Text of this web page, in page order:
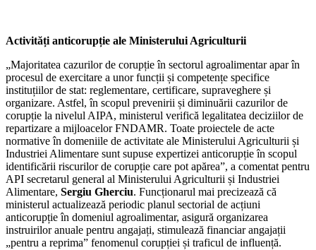
Activități anticorupție ale Ministerului Agriculturii
„Majoritatea cazurilor de corupție în sectorul agroalimentar apar în
procesul de exercitare a unor funcții și competențe specifice
instituțiilor de stat: reglementare, certificare, supraveghere și
organizare. Astfel, în scopul prevenirii și diminuării cazurilor de
corupție la nivelul AIPA, ministerul verifică legalitatea deciziilor de
repartizare a mijloacelor FNDAMR. Toate proiectele de acte
normative în domeniile de activitate ale Ministerului Agriculturii și
Industriei Alimentare sunt supuse expertizei anticorupție în scopul
identificării riscurilor de corupție care pot apărea”, a comentat pentru
API secretarul general al Ministerului Agriculturii și Industriei
Alimentare, Sergiu Gherciu. Funcționarul mai precizează că
ministerul actualizează periodic planul sectorial de acțiuni
anticorupție în domeniul agroalimentar, asigură organizarea
instruirilor anuale pentru angajați, stimulează financiar angajații
„pentru a reprima” fenomenul corupției și traficul de influență.